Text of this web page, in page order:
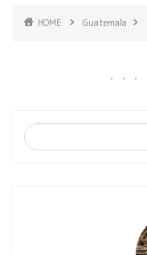
HOME Guatemala